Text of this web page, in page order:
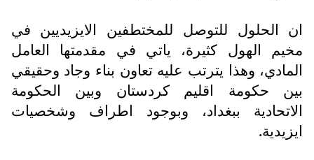
ان الحلول للتوصل للمختطفين الايزيديين في
مخيم الهول كثيرة، ياتي في مقدمتها العامل
المادي، وهذا يترتب عليه تعاون بناء وجاد وحقيقي
بين حكومة اقليم كردستان وبين الحكومة
الاتحادية ببغداد، وبوجود اطراف وشخصيات
ايزيدية.